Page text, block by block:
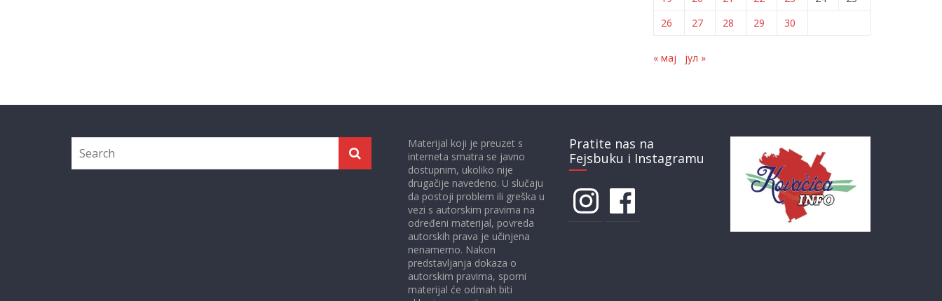
26
27 28 29 30
« мај јул »
Materijal koji je preuzet s
interneta smatra se javno
dostupnim, ukoliko nije
drugačije navedeno. U slučaju
da postoji problem ili greška u
vezi s autorskim pravima na
određeni materijal, povreda
autorskih prava je učinjena
nenamerno. Nakon
predstavljanja dokaza o
autorskim pravima, sporni
materijal će odmah biti
Pratite nas na
Fejsbuku i Instagramu
InstagramFacebook